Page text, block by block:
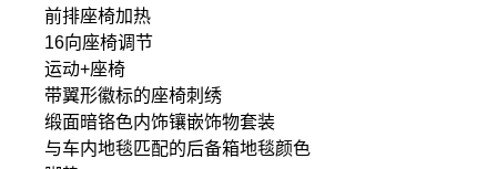
前排座椅加热
16向座椅调节
运动+座椅
带翼形徽标的座椅刺绣
缎面暗铬色内饰镶嵌饰物套装
与车内地毯匹配的后备箱地毯颜色